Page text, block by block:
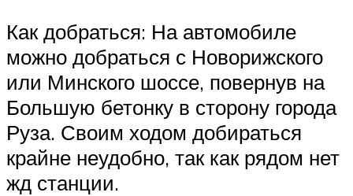
Как добраться: На автомобиле
можно добраться с Новорижского
или Минского шоссе, повернув на
Большую бетонку в сторону города
Руза. Своим ходом добираться
крайне неудобно, так как рядом нет
жд станции.